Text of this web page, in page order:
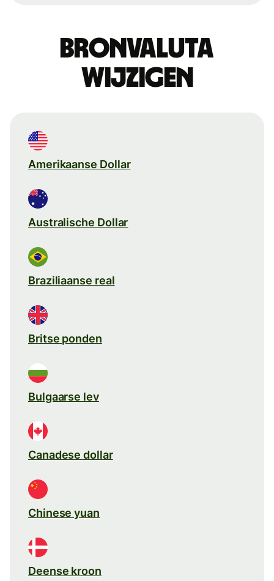
Bronvaluta
wijzigen
Amerikaanse Dollar
Australische Dollar
Braziliaanse real
Britse ponden
Bulgaarse lev
Canadese dollar
Chinese yuan
Deense kroon